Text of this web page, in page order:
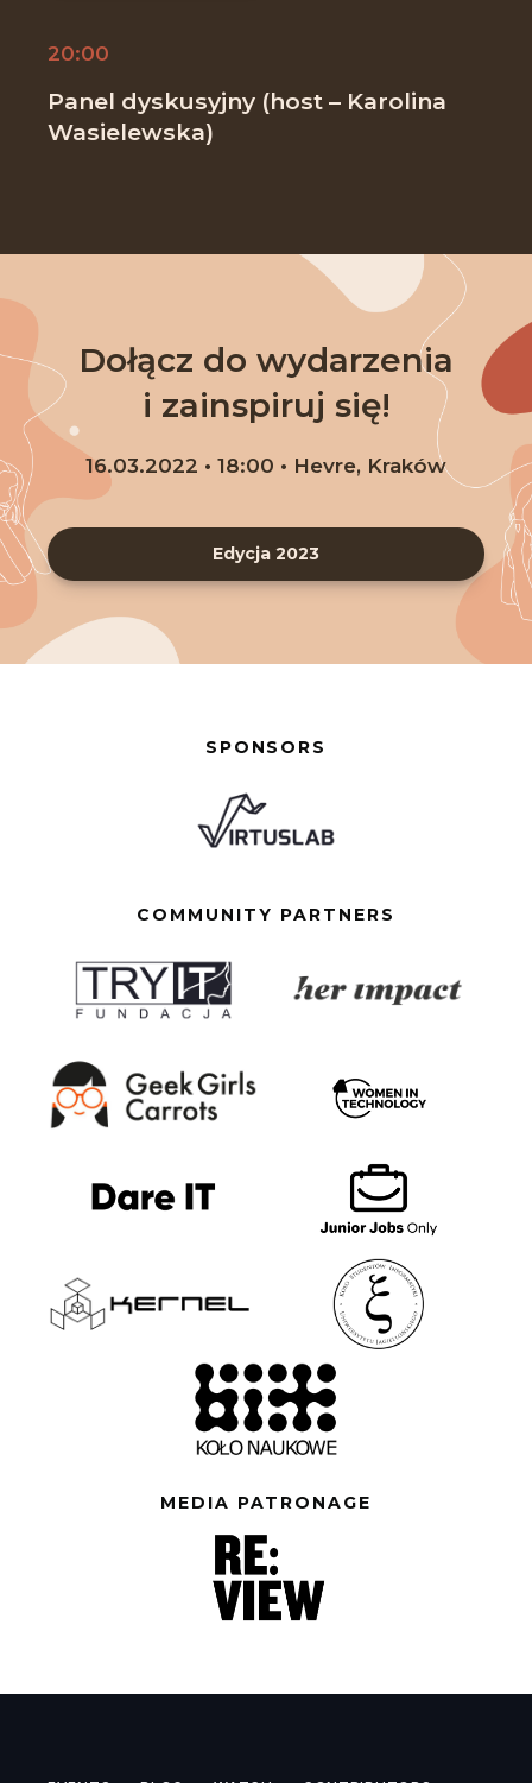
20:00
Panel dyskusyjny (host – Karolina
Wasielewska)
Dołącz do wydarzenia
i zainspiruj się!
16.03.2022 • 18:00 • Hevre, Kraków
Edycja 2023
SPONSORS
COMMUNITY PARTNERS
MEDIA PATRONAGE